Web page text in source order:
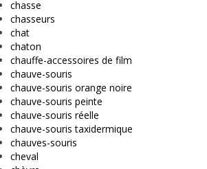
chasse
chasseurs
chat
chaton
chauffe-accessoires de film
chauve-souris
chauve-souris orange noire
chauve-souris peinte
chauve-souris réelle
chauve-souris taxidermique
chauves-souris
cheval